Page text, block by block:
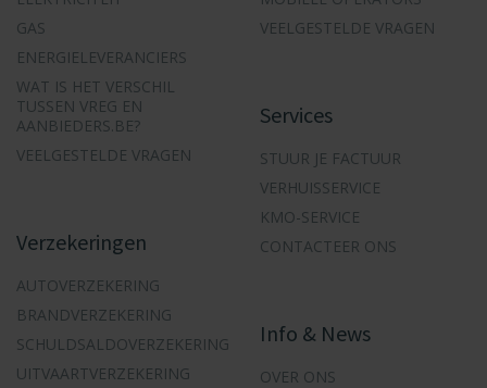
GAS
ENERGIELEVERANCIERS
WAT IS HET VERSCHIL
TUSSEN VREG EN
AANBIEDERS.BE?
VEELGESTELDE VRAGEN
Verzekeringen
AUTOVERZEKERING
BRANDVERZEKERING
SCHULDSALDOVERZEKERING
UITVAARTVERZEKERING
VEELGESTELDE VRAGEN
Services
STUUR JE FACTUUR
VERHUISSERVICE
KMO-SERVICE
CONTACTEER ONS
Info & News
OVER ONS